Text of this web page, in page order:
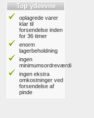
Top ydeevne
oplagrede varer
klar til
forsendelse inden
for 36 timer
enorm
lagerbeholdning
ingen
minimumsordreværdi
ingen ekstra
omkostninger ved
forsendelse af
pinde